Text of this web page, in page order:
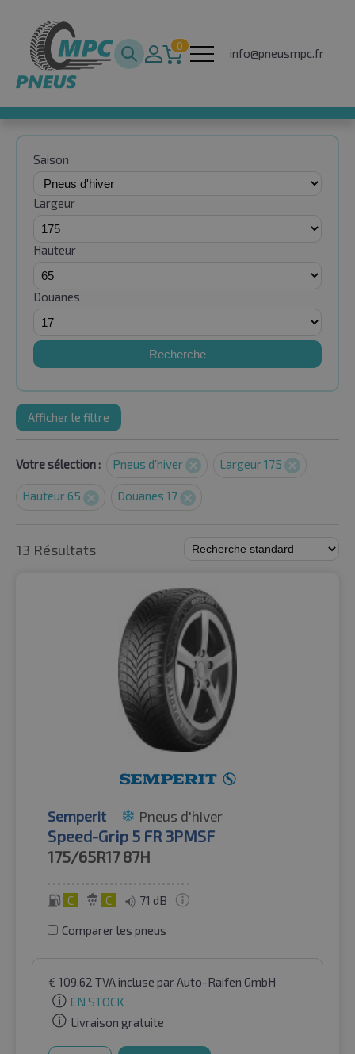
0
info@pneusmpc.fr
Saison
Largeur
Hauteur
Douanes
Recherche
Afficher le filtre
Votre sélection : Pneus d'hiver Largeur 175
Hauteur 65 Douanes 17
13 Résultats
Semperit Pneus d'hiver
Speed-Grip 5 FR 3PMSF
175/65R17 87H
C C 71 dB
Comparer les pneus
€ 109.62 TVA incluse par Auto-Raifen GmbH
EN STOCK
Livraison gratuite